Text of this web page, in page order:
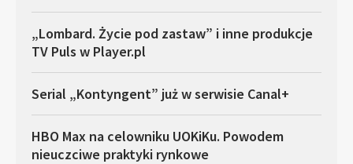
„Lombard. Życie pod zastaw” i inne produkcje
TV Puls w Player.pl
Serial „Kontyngent” już w serwisie Canal+
HBO Max na celowniku UOKiKu. Powodem
nieuczciwe praktyki rynkowe